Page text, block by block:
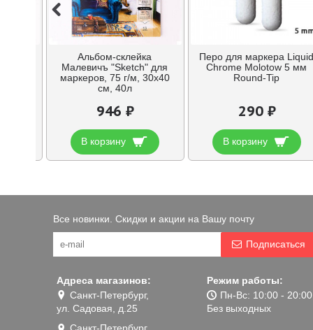
Альбом-склейка
Малевичъ "Sketch" для
маркеров, 75 г/м, 30х40
см, 40л
946 ₽
В корзину
Перо для маркера
Chrome Molotow 5 мм
Round-Tip
290 ₽
В корзину
Все новинки. Скидки и акции на Вашу почту
Подписаться
Адреса магазинов:
Санкт-Петербург,
ул. Садовая, д.25
Режим работы:
Пн-Вс: 10:00 - 20:00
Без выходных